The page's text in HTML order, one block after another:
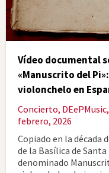
Vídeo documental
«Manuscrito del
violonchelo en
Concierto, DEePMusic,
febrero, 2026
Copiado en la década
de la Basílica de
denominado